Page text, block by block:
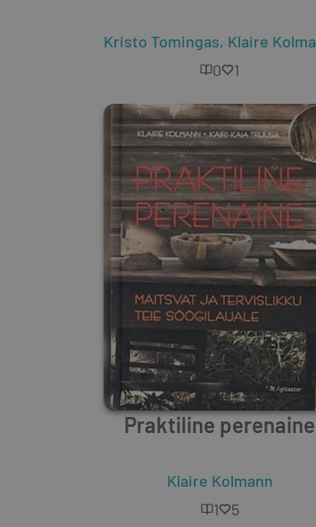
Kristo Tomingas, Klaire Kolmann
0
1
Praktiline perenaine
Klaire Kolmann
1
5